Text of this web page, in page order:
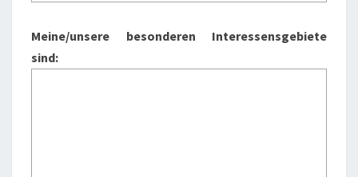
Meine/unsere besonderen Interessensgebiete
sind: